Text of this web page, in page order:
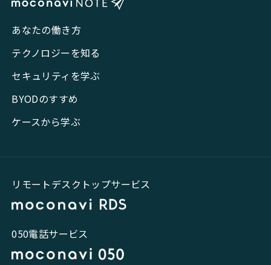
あなたの働き方
テクノロジーを知る
セキュリティを学ぶ
BYODのすすめ
ケースから学ぶ
リモートデスクトップサービス
050電話サービス